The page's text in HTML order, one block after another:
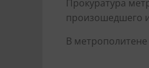
Прокуратура
произошедшего
В метрополитене